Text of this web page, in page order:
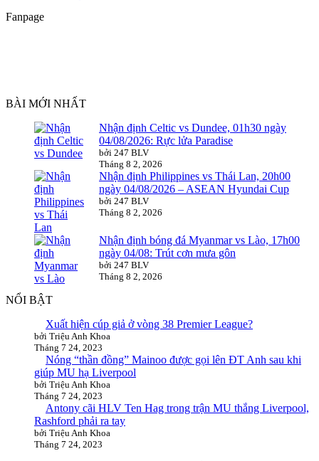
Fanpage
BÀI MỚI NHẤT
Nhận định Celtic vs Dundee, 01h30 ngày
04/08/2026: Rực lửa Paradise
bởi 247 BLV
Tháng 8 2, 2026
Nhận định Philippines vs Thái Lan, 20h00
ngày 04/08/2026 – ASEAN Hyundai Cup
bởi 247 BLV
Tháng 8 2, 2026
Nhận định bóng đá Myanmar vs Lào, 17h00
ngày 04/08: Trút cơn mưa gôn
bởi 247 BLV
Tháng 8 2, 2026
NỔI BẬT
Xuất hiện cúp giả ở vòng 38 Premier League?
bởi Triệu Anh Khoa
Tháng 7 24, 2023
Nóng “thần đồng” Mainoo được gọi lên ĐT Anh sau khi
giúp MU hạ Liverpool
bởi Triệu Anh Khoa
Tháng 7 24, 2023
Antony cãi HLV Ten Hag trong trận MU thắng Liverpool,
Rashford phải ra tay
bởi Triệu Anh Khoa
Tháng 7 24, 2023